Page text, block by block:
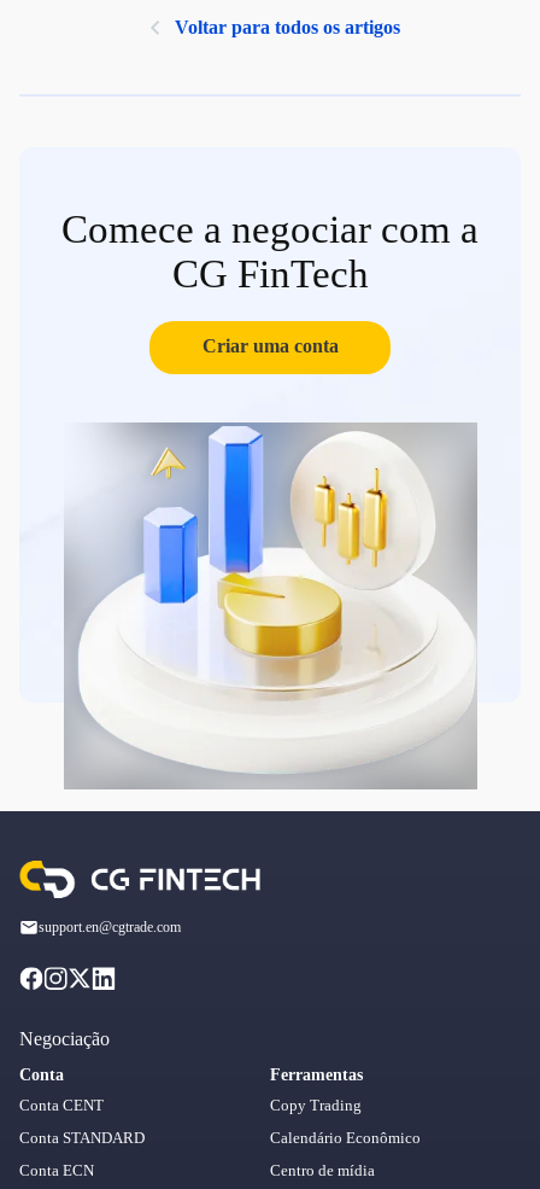
Voltar para todos os artigos
Comece a negociar com a
CG FinTech
Criar uma conta
support.en@cgtrade.com
Negociação
Conta
Conta CENT
Conta STANDARD
Conta ECN
Ferramentas
Copy Trading
Calendário Econômico
Centro de mídia